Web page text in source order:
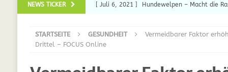
NEWS TICKER [ Juli 6, 2021 ] Hundewelpen – Macht die
STARTSEITE GESUNDHEIT
Vermeidbarer Faktor
Drittel – FOCUS Online